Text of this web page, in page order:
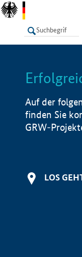
LISTE
Auf der
finden Sie
GRW-
LOS